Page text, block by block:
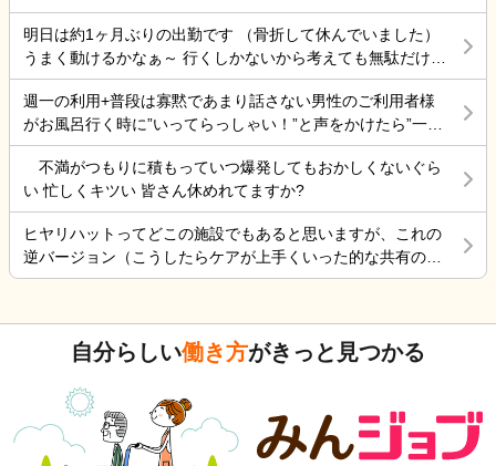
ていけているのでましなのでしょうね。 一番辛いのは、お金
がなく職探ししている時だったので今日も頑張ろうと思う。
それにしても古株は、好き勝手だから楽しそうです。私も古
株の時は、そんなに仕事行くのが辛くなく毎日そこそこ楽し
くやっていました。 転職は後悔はしていませんが、誰もが上
手くいかないのは確かですね。 そんなつぶやきです、では仕
明日は約1ヶ月ぶりの出勤です （骨折して休んでいました）
うまく動けるかなぁ～ 行くしかないから考えても無駄だけど
不安！
週一の利用+普段は寡黙であまり話さない男性のご利用者様
がお風呂行く時に”いってらっしゃい！”と声をかけたら”一緒
に行く？！？”と返してくれた。 そういう想像を上回るよう
なことがあるからこの仕事って楽しいんだよな。 まだ入って
4ヶ月弱しか経ってないけど。
不満がつもりに積もっていつ爆発してもおかしくないぐら
い 忙しくキツい 皆さん休めれてますか?
ヒヤリハットってどこの施設でもあると思いますが、これの
逆バージョン（こうしたらケアが上手くいった的な共有の書
式）ってないですよね。あったらいいケアを共有できると思
遂記録ばかりって、すごくネガティブだと個人的に思いま
す。また、介護の世界って「できて当たり前」的な思考が強
し。うつ病の人じゃないんだから、できないことばかり言っ
たらストレスたまりませんか。
自分らしい働き方がきっと見つかる